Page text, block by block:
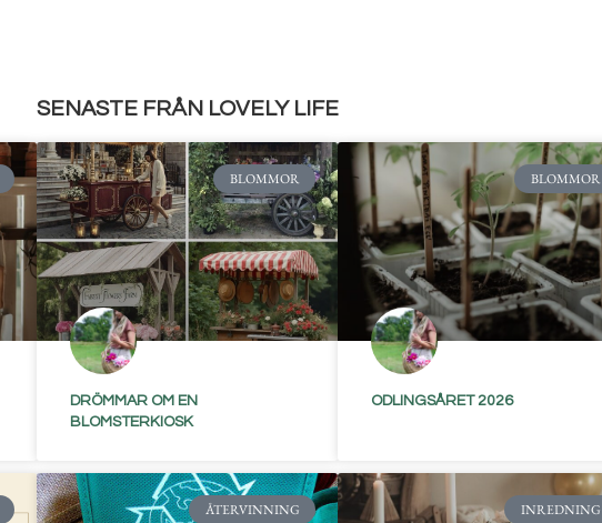
SENASTE FRÅN LOVELY LIFE
BLOMMOR
DRÖMMAR OM EN
BLOMSTERKIOSK
BLOMMOR
ODLINGSÅRET 2026
ÅTERVINNING INREDNING